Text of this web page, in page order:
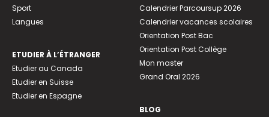
Sport
Langues
ETUDIER À L’ÉTRANGER
Etudier au Canada
Etudier en Suisse
Etudier en Espagne
Calendrier Parcoursup 2026
Calendrier vacances scolaires
Orientation Post Bac
Orientation Post Collège
Mon master
Grand Oral 2026
BLOG